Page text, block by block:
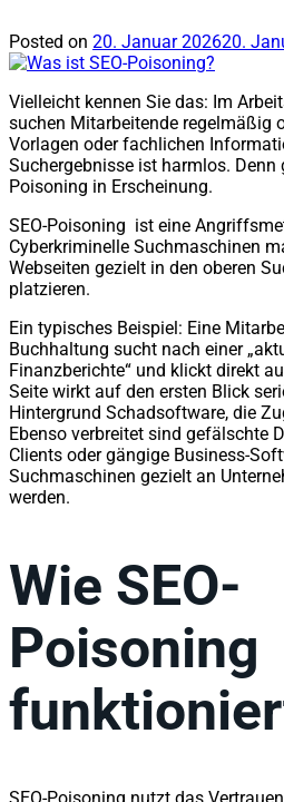
Posted on 20. Januar 202620.
Vielleicht kennen Sie das: Im
suchen Mitarbeitende regelmäßig
Vorlagen oder fachlichen
Suchergebnisse ist harmlos. Denn
Poisoning in Erscheinung.
SEO-Poisoning ist eine
Cyberkriminelle Suchmaschinen
Webseiten gezielt in den oberen
platzieren.
Ein typisches Beispiel: Eine
Buchhaltung sucht nach einer
Finanzberichte“ und klickt direkt
Seite wirkt auf den ersten Blick
Hintergrund Schadsoftware, die
Ebenso verbreitet sind gefälschte
Clients oder gängige Business-
Suchmaschinen gezielt an
werden.
Wie SEO-
Poisoning